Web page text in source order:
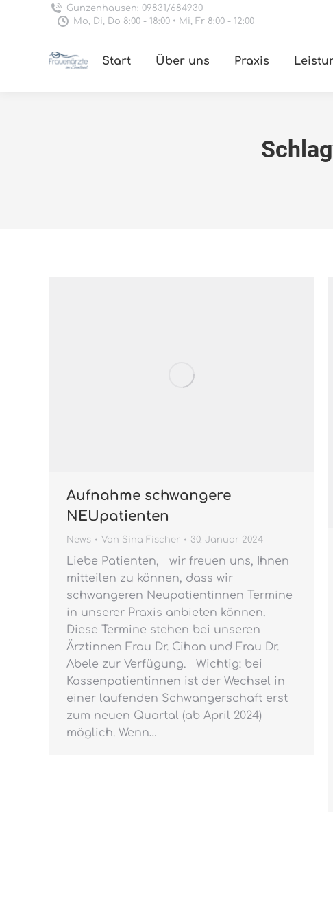
Gunzenhausen: 09831/684930
Mo, Di, Do 8:00 - 18:00 • Mi, Fr 8:00 - 12:00
Start Über uns Praxis
Aufnahme schwangere
NEUpatienten
News Von Sina Fischer 30. Januar 2024
Liebe Patienten, wir freuen uns, Ihnen
mitteilen zu können, dass wir
schwangeren Neupatientinnen Termine
in unserer Praxis anbieten können.
Diese Termine stehen bei unseren
Ärztinnen Frau Dr. Cihan und Frau Dr.
Abele zur Verfügung. Wichtig: bei
Kassenpatientinnen ist der Wechsel in
einer laufenden Schwangerschaft erst
zum neuen Quartal (ab April 2024)
möglich. Wenn…